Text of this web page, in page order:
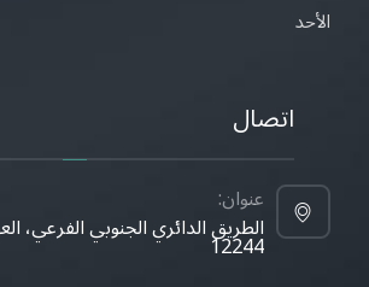
الأحد
اتصال
عنوان:
الطريق الدائري الجنوبي الفرعي،
12244